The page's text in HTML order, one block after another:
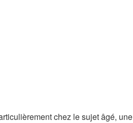
chez le sujet âgé, une